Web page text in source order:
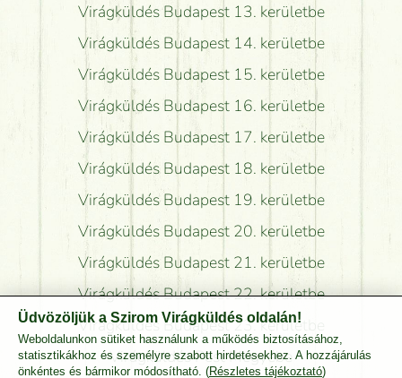
Virágküldés Budapest 13. kerületbe
Virágküldés Budapest 14. kerületbe
Virágküldés Budapest 15. kerületbe
Virágküldés Budapest 16. kerületbe
Virágküldés Budapest 17. kerületbe
Virágküldés Budapest 18. kerületbe
Virágküldés Budapest 19. kerületbe
Virágküldés Budapest 20. kerületbe
Virágküldés Budapest 21. kerületbe
Virágküldés Budapest 22. kerületbe
Virágküldés Budapest 23. kerületbe
Virágküldés Pest Megyébe
Üdvözöljük a Szirom Virágküldés oldalán!
Weboldalunkon sütiket használunk a működés biztosításához,
statisztikákhoz és személyre szabott hirdetésekhez. A hozzájárulás
önkéntes és bármikor módosítható. (Részletes tájékoztató)